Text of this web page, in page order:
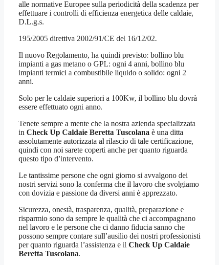
alle normative Europee sulla periodicità della scadenza per
effettuare i controlli di efficienza energetica delle caldaie,
D.L.g.s.
195/2005 direttiva 2002/91/CE del 16/12/02.
Il nuovo Regolamento, ha quindi previsto: bollino blu
impianti a gas metano o GPL: ogni 4 anni, bollino blu
impianti termici a combustibile liquido o solido: ogni 2
anni.
Solo per le caldaie superiori a 100Kw, il bollino blu dovrà
essere effettuato ogni anno.
Tenete sempre a mente che la nostra azienda specializzata
in Check Up Caldaie Beretta Tuscolana è una ditta
assolutamente autorizzata al rilascio di tale certificazione,
quindi con noi sarete coperti anche per quanto riguarda
questo tipo d’intervento.
Le tantissime persone che ogni giorno si avvalgono dei
nostri servizi sono la conferma che il lavoro che svolgiamo
con dovizia e passione da diversi anni è apprezzato.
Sicurezza, onestà, trasparenza, qualità, preparazione e
risparmio sono da sempre le qualità che ci accompagnano
nel lavoro e le persone che ci danno fiducia sanno che
possono sempre contare sull’ausilio dei nostri professionisti
per quanto riguarda l’assistenza e il Check Up Caldaie
Beretta Tuscolana.